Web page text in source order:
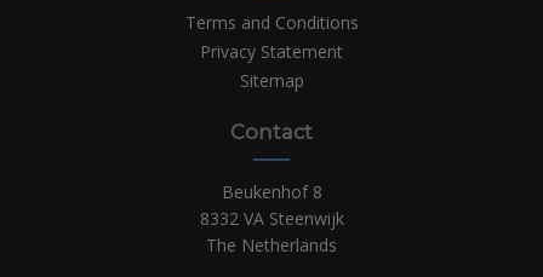
Terms and Conditions
Privacy Statement
Sitemap
Contact
Beukenhof 8
8332 VA Steenwijk
The Netherlands